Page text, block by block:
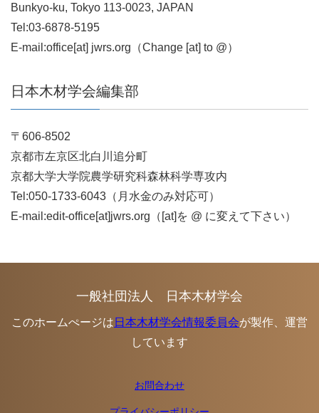
Bunkyo-ku, Tokyo 113-0023, JAPAN
Tel:03-6878-5195
E-mail:office[at] jwrs.org（Change [at] to @）
日本木材学会編集部
〒606-8502
京都市左京区北白川追分町
京都大学大学院農学研究科森林科学専攻内
Tel:050-1733-6043（月水金のみ対応可）
E-mail:edit-office[at]jwrs.org（[at]を @ に変えて下さい）
お問合わせ
一般社団法人 日本木材学会
このホームぺージは 日本木材学会情報委員会が製作、運営
しています